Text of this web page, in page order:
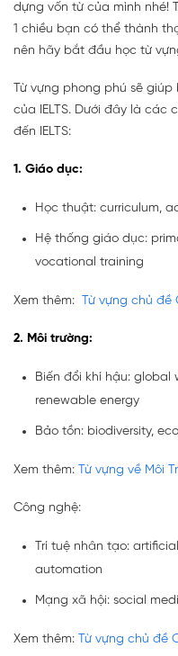
dựng vốn từ của mình nhé!
1 chiều bạn có thể thành
nên hãy bắt đầu học từ
Từ vựng phong phú sẽ
của IELTS. Dưới đây là các
đến IELTS:
1. Giáo dục:
Học thuật: curriculum,
Hệ thống giáo dục:
vocational training
Xem thêm: Từ vựng chủ đề
2. Môi trường:
Biến đổi khí hậu: global
renewable energy
Bảo tồn: biodiversity,
Xem thêm: Từ vựng về Môi
Công nghệ:
Trí tuệ nhân tạo:
automation
Mạng xã hội: social
Xem thêm: Từ vựng chủ đề